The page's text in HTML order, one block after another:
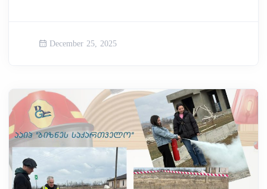
December 25, 2025